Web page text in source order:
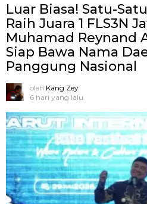
Luar Biasa! Satu-
Raih Juara 1 FLS3N
Muhamad Reynand
Siap Bawa Nama
Panggung Nasional
oleh Kang Zey
6 hari yang lalu